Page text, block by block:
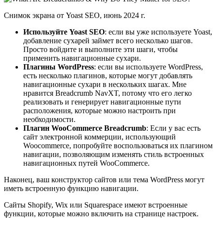
Снимок экрана от Yoast SEO, июнь 2024 г.
Используйте Yoast SEO: если вы уже используете Yoast,
добавление сухарей займет всего несколько шагов.
Просто войдите и выполните эти шаги, чтобы
применить навигационные сухари.
Плагины WordPress: если вы используете WordPress,
есть несколько плагинов, которые могут добавлять
навигационные сухари в нескольких шагах. Мне
нравится Breadcrumb NavXT, потому что его легко
реализовать и генерирует навигационные пути
расположения, которые можно настроить при
необходимости.
Плагин WooCommerce Breadcrumb: Если у вас есть
сайт электронной коммерции, использующий
Woocommerce, попробуйте воспользоваться их плагином
навигации, позволяющим изменять стиль встроенных
навигационных путей WooCommerce.
Наконец, ваш конструктор сайтов или тема WordPress могут
иметь встроенную функцию навигации.
Сайты Shopify, Wix или Squarespace имеют встроенные
функции, которые можно включить на странице настроек.